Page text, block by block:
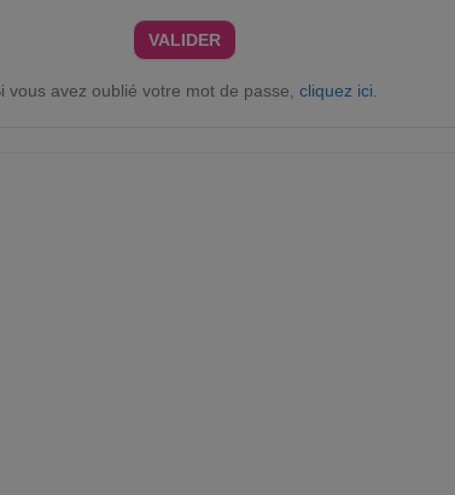
VALIDER
vous avez oublié votre mot de passe,cliquez ici